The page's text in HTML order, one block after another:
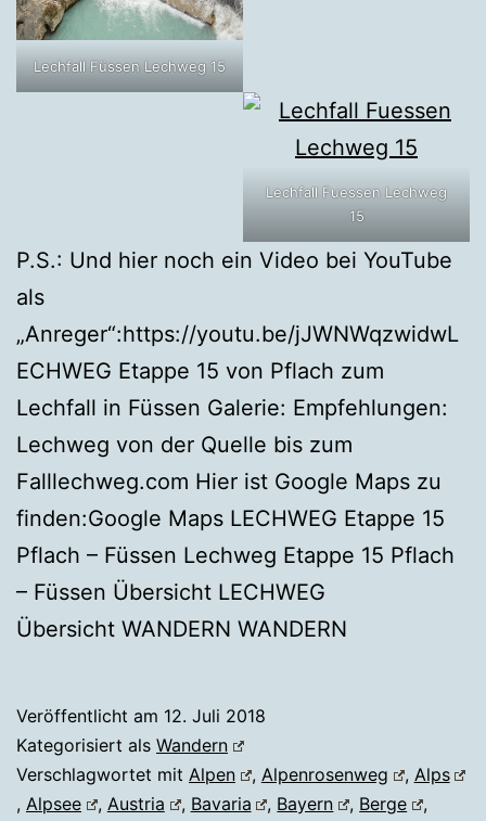
Lechfall Füssen Lechweg 15
Lechfall Fuessen Lechweg
15
P.S.: Und hier noch ein Video bei YouTube
als
„Anreger“:https://youtu.be/jJWNWqzwidwL
ECHWEG Etappe 15 von Pflach zum
Lechfall in Füssen Galerie: Empfehlungen:
Lechweg von der Quelle bis zum
Falllechweg.com Hier ist Google Maps zu
finden:Google Maps LECHWEG Etappe 15
Pflach – Füssen Lechweg Etappe 15 Pflach
– Füssen Übersicht LECHWEG
Übersicht WANDERN WANDERN
Veröffentlicht am 12. Juli 2018
Kategorisiert als Wandern
Verschlagwortet mit Alpen , Alpenrosenweg , Alps
, Alpsee , Austria , Bavaria , Bayern , Berge
,